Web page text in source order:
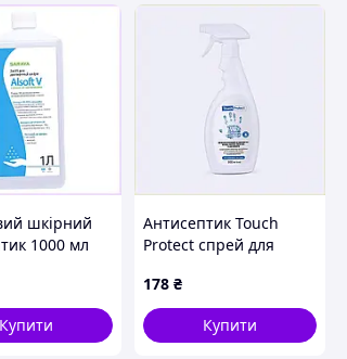
шкірний
1000 мл
Купити
Антисептик Touch
Protect спрей для
поверхонь та
інструментів 500 мл,
8K1H6318E8
178 ₴
Купити